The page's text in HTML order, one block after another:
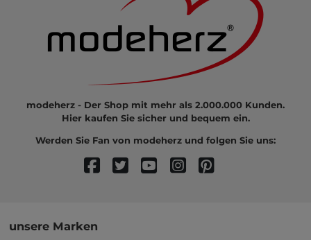
modeherz - Der Shop mit mehr als 2.000.000 Kunden.
Hier kaufen Sie sicher und bequem ein.
Werden Sie Fan von modeherz und folgen Sie uns:
unsere Marken